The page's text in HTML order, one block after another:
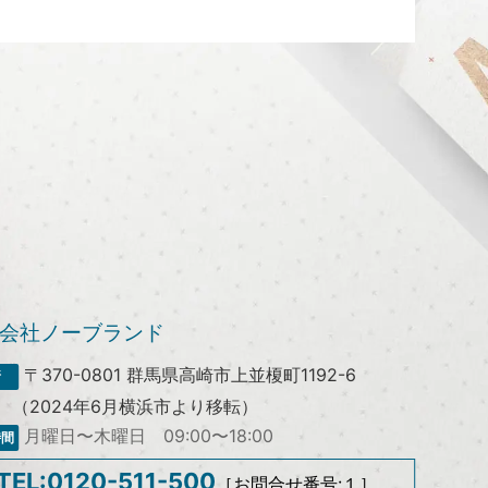
社ノーブランド
〒370-0801 群馬県高崎市上並榎町1192-6
（2024年6月横浜市より移転）
月曜日〜木曜日 09:00〜18:00
511-500 ［お問合せ番号:１］